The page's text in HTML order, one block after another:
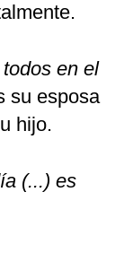
en el
su esposa
hijo.
(...) es